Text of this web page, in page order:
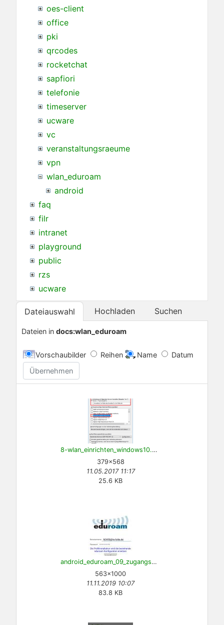
oes-client
office
pki
qrcodes
rocketchat
sapfiori
telefonie
timeserver
ucware
vc
veranstaltungsraeume
vpn
wlan_eduroam
android
faq
filr
intranet
playground
public
rzs
ucware
Dateiauswahl Hochladen Suchen
Dateien in docs:wlan_eduroam
Vorschaubilder Reihen Name
Datum
Übernehmen
8-wlan_einrichten_windows10.png
379×568
11.05.2017 11:17
25.6 KB
android_eduroam_09_zugangsdaten.jpg
563×1000
11.11.2019 10:07
83.8 KB